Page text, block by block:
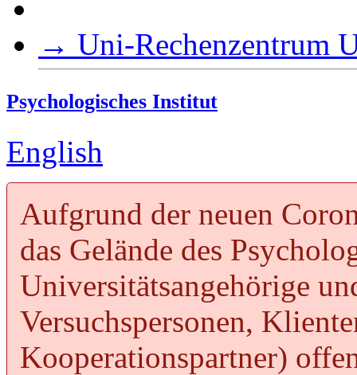
→ Uni-Rechenzentrum
Psychologisches Institut
English
Aufgrund der neuen
das Gelände des
Universitätsangehörige
Versuchspersonen,
Kooperationspartner)